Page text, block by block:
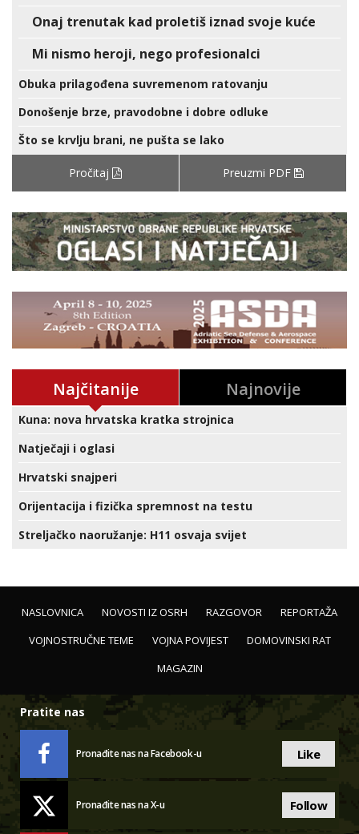
Onaj trenutak kad proletiš iznad svoje kuće
Mi nismo heroji, nego profesionalci
Obuka prilagođena suvremenom ratovanju
Donošenje brze, pravodobne i dobre odluke
Što se krvlju brani, ne pušta se lako
Pročitaj Preuzmi PDF
Najčitanije Najnovije
Kuna: nova hrvatska kratka strojnica
Natječaji i oglasi
Hrvatski snajperi
Orijentacija i fizička spremnost na testu
Streljačko naoružanje: H11 osvaja svijet
NASLOVNICA NOVOSTI IZ OSRH RAZGOVOR
REPORTAŽA
VOJNOSTRUČNE TEME
VOJNA POVIJEST
DOMOVINSKI RAT
MAGAZIN
Pratite nas
Pronađite nas na Facebook-u Like
Pronađite nas na X-u Follow